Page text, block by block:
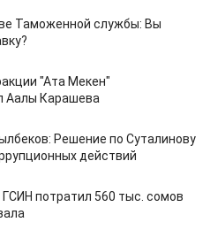
Таможенной службы: Вы
"Ата Мекен"
Аалы Карашева
Решение по Суталинову
действий
потратил 560 тыс. сомов